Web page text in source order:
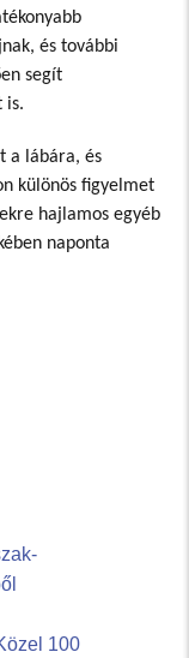
és további
segít
is.
a lábára, és
különös figyelmet
hajlamos egyéb
naponta
100